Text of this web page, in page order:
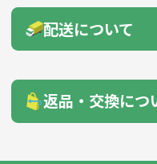
のし・包装
名入れガイド
下記のいずれかの方法を
● 前払い（銀行振込・
配送について
配送先1箇所につき、
で送料無料！
返品・交換につ